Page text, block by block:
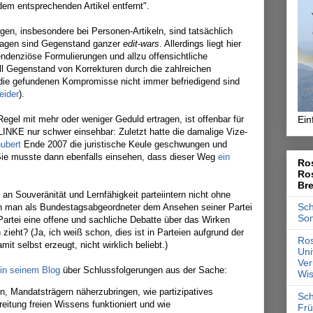
entsprechenden Artikel entfernt".
insbesondere bei Personen-Artikeln, sind tatsächlich
sind Gegenstand ganzer edit-wars. Allerdings liegt hier
Formulierungen und allzu offensichtliche
Gegenstand von Korrekturen durch die zahlreichen
gefundenen Kompromisse nicht immer befriedigend sind
).
mit mehr oder weniger Geduld ertragen, ist offenbar für
nur schwer einsehbar: Zuletzt hatte die damalige Vize-
Ende 2007 die juristische Keule geschwungen und
musste dann ebenfalls einsehen, dass dieser Weg ein
Souveränität und Lernfähigkeit parteiintern nicht ohne
als Bundestagsabgeordneter dem Ansehen seiner Partei
eine offene und sachliche Debatte über das Wirken
(Ja, ich weiß schon, dies ist in Parteien aufgrund der
selbst erzeugt, nicht wirklich beliebt.)
seinem Blog über Schlussfolgerungen aus der Sache:
Mandatsträgern näherzubringen, wie partizipatives
freien Wissens funktioniert und wie